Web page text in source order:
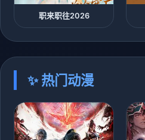
职来职往2026
✨ 热门动漫